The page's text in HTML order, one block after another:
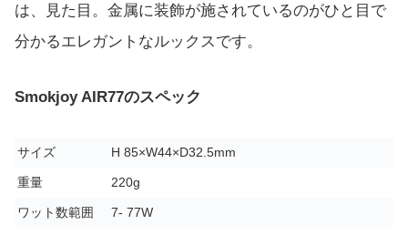
は、見た目。金属に装飾が施されているのがひと目で
分かるエレガントなルックスです。
Smokjoy AIR77のスペック
サイズ H 85×W44×D32.5mm
重量 220g
ワット数範囲 7- 77W